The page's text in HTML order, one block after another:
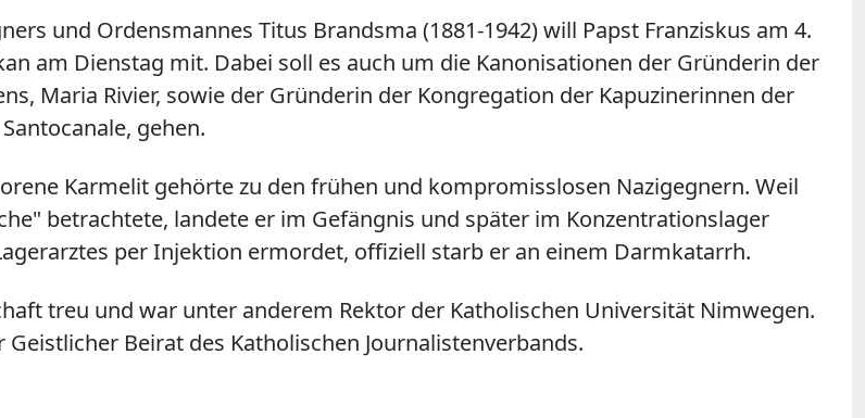
und Ordensmannes Titus Brandsma (1881-1942) will Papst Franziskus am 4.
am Dienstag mit. Dabei soll es auch um die Kanonisationen der Gründerin der
Maria Rivier, sowie der Gründerin der Kongregation der Kapuzinerinnen der
gehen.
Karmelit gehörte zu den frühen und kompromisslosen Nazigegnern. Weil
betrachtete, landete er im Gefängnis und später im Konzentrationslager
per Injektion ermordet, offiziell starb er an einem Darmkatarrh.
treu und war unter anderem Rektor der Katholischen Universität Nimwegen.
Beirat des Katholischen Journalistenverbands.